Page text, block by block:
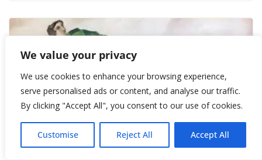
We value your privacy
We use cookies to enhance your browsing experience,
serve personalised ads or content, and analyse our traffic.
By clicking "Accept All", you consent to our use of cookies.
Customise Reject All Accept All